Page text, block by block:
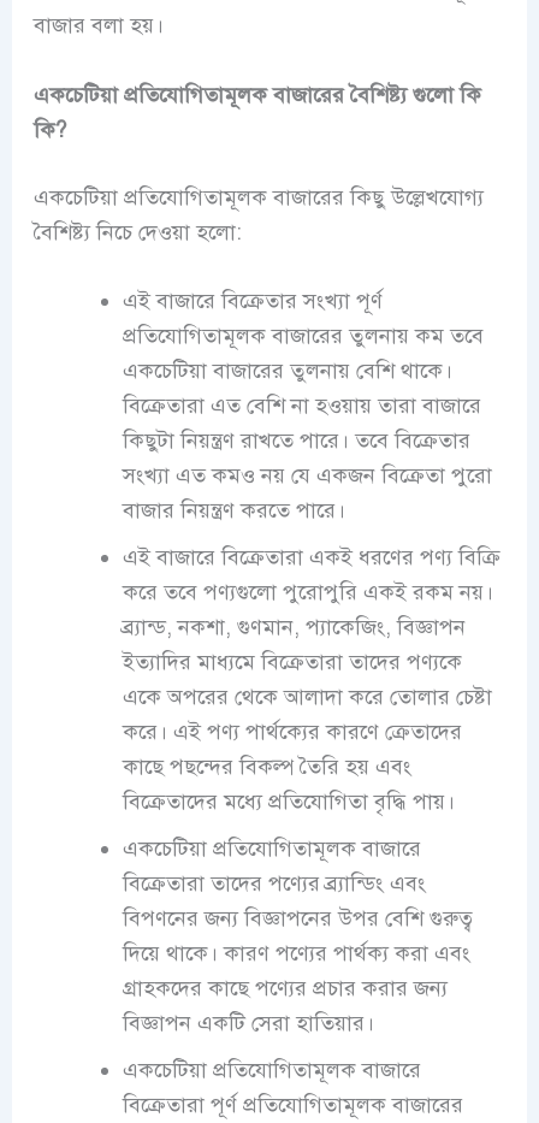
বাজার বলা হয়।
একচেটিয়া প্রতিযোগিতামূলক বাজারের বৈশিষ্ট্য গুলো কি
কি?
একচেটিয়া প্রতিযোগিতামূলক বাজারের কিছু উল্লেখযোগ্য
বৈশিষ্ট্য নিচে দেওয়া হলো:
এই বাজারে বিক্রেতার সংখ্যা পূর্ণ
প্রতিযোগিতামূলক বাজারের তুলনায় কম তবে
একচেটিয়া বাজারের তুলনায় বেশি থাকে।
বিক্রেতারা এত বেশি না হওয়ায় তারা বাজারে
কিছুটা নিয়ন্ত্রণ রাখতে পারে। তবে বিক্রেতার
সংখ্যা এত কমও নয় যে একজন বিক্রেতা পুরো
বাজার নিয়ন্ত্রণ করতে পারে।
এই বাজারে বিক্রেতারা একই ধরণের পণ্য বিক্রি
করে তবে পণ্যগুলো পুরোপুরি একই রকম নয়।
ব্র্যান্ড, নকশা, গুণমান, প্যাকেজিং, বিজ্ঞাপন
ইত্যাদির মাধ্যমে বিক্রেতারা তাদের পণ্যকে
একে অপরের থেকে আলাদা করে তোলার চেষ্টা
করে। এই পণ্য পার্থক্যের কারণে ক্রেতাদের
কাছে পছন্দের বিকল্প তৈরি হয় এবং
বিক্রেতাদের মধ্যে প্রতিযোগিতা বৃদ্ধি পায়।
একচেটিয়া প্রতিযোগিতামূলক বাজারে
বিক্রেতারা তাদের পণ্যের ব্র্যান্ডিং এবং
বিপণনের জন্য বিজ্ঞাপনের উপর বেশি গুরুত্ব
দিয়ে থাকে। কারণ পণ্যের পার্থক্য করা এবং
গ্রাহকদের কাছে পণ্যের প্রচার করার জন্য
বিজ্ঞাপন একটি সেরা হাতিয়ার।
একচেটিয়া প্রতিযোগিতামূলক বাজারে
বিক্রেতারা পূর্ণ প্রতিযোগিতামূলক বাজারের